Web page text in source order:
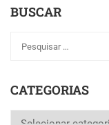
BUSCAR
CATEGORIAS
Categorias